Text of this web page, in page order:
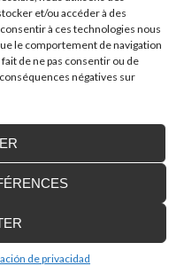
et/ou accéder à des
à ces technologies nous
le comportement de navigation
de ne pas consentir ou de
négatives sur
de privacidad